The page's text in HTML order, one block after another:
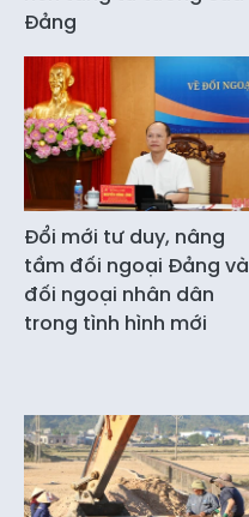
Đảng
Đổi mới tư duy, nâng
tầm đối ngoại Đảng và
đối ngoại nhân dân
trong tình hình mới